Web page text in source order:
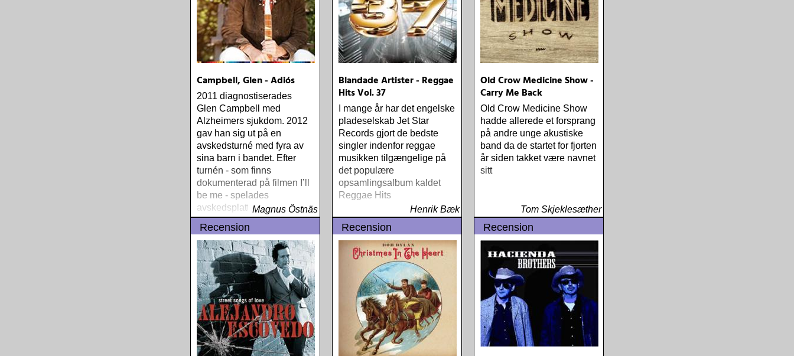
Campbell, Glen - Adiós
2011 diagnostiserades
Glen Campbell med
Alzheimers sjukdom. 2012
gav han sig ut på en
avskedsturné med fyra av
sina barn i bandet. Efter
turnén - som finns
dokumenterad på filmen I’ll
be me - spelades
avskedsplattan »Adiós« in
Magnus Östnäs
Blandade Artister - Reggae
Hits Vol. 37
I mange år har det engelske
pladeselskab Jet Star
Records gjort de bedste
singler indenfor reggae
musikken tilgængelige på
det populære
opsamlingsalbum kaldet
Reggae Hits
Henrik Bæk
Old Crow Medicine Show -
Carry Me Back
Old Crow Medicine Show
hadde allerede et forsprang
på andre unge akustiske
band da de startet for fjorten
år siden takket være navnet
sitt
Tom Skjeklesæther
Recension Recension Recension